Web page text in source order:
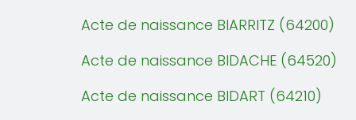
Acte de naissance BIARRITZ (64200)
Acte de naissance BIDACHE (64520)
Acte de naissance BIDART (64210)